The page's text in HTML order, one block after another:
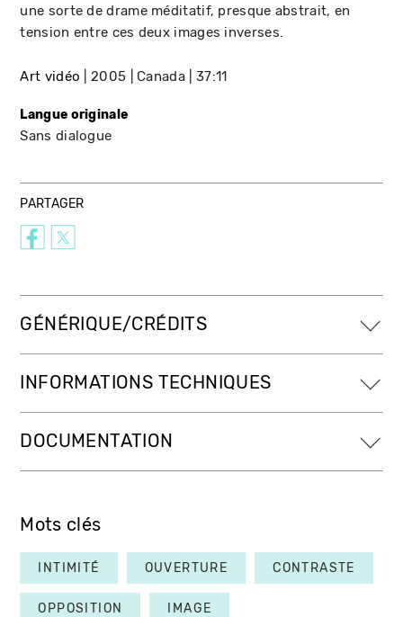
une sorte de drame méditatif, presque abstrait, en
tension entre ces deux images inverses.
Art vidéo 2005 Canada 37:11
Langue originale
Sans dialogue
PARTAGER
GÉNÉRIQUE/CRÉDITS
INFORMATIONS TECHNIQUES
DOCUMENTATION
Mots clés
INTIMITÉ OUVERTURE CONTRASTE
OPPOSITION IMAGE